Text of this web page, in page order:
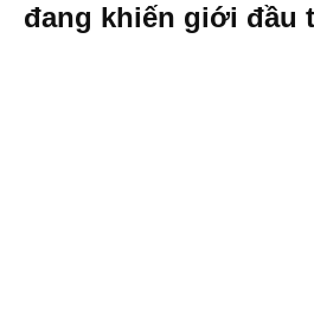
đang khiến giới đầu